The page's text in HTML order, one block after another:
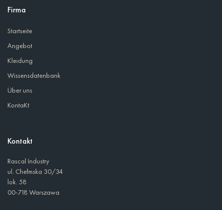
Firma
Startseite
Angebot
Kleidung
Wissensdatenbank
Über uns
KontaKt
Kontakt
Rascal Industry
ul. Chełmska 30/34
lok. 58
00-718 Warszawa